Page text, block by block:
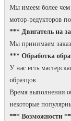
Мы имеем более чем
мотор-редукторов
*** Двигатель на
Мы принимаем
*** Обработка
У нас есть
образцов.
Время выполнения
некоторые
*** Возможности